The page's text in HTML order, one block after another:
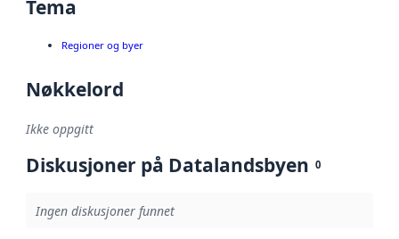
Tema
Regioner og byer
Nøkkelord
Ikke oppgitt
Diskusjoner på Datalandsbyen 0
Ingen diskusjoner funnet